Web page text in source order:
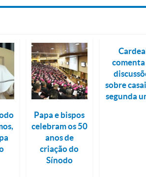
Papa e bispos
celebram os 50
anos de
criação do
Sínodo
comenta
sobre
segunda